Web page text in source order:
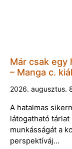
Már csak egy
– Manga c.
2026. augusztus.
A hatalmas
látogatható tárlat
munkásságát a
perspektíváj…